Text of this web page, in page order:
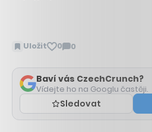
Uložit 0 0
Zobrazit
Baví vás CzechCrunch?
Vídejte ho na Googlu častěji.
Sledovat